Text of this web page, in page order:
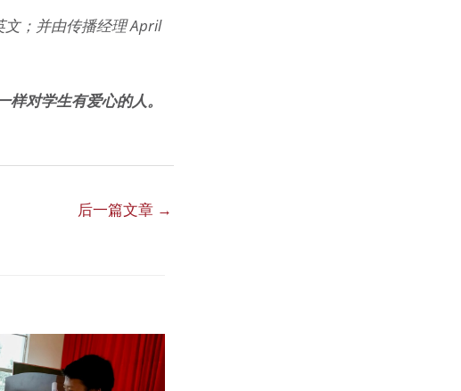
文；并由传播经理 April
对学生有爱心的人。
后一篇文章 →